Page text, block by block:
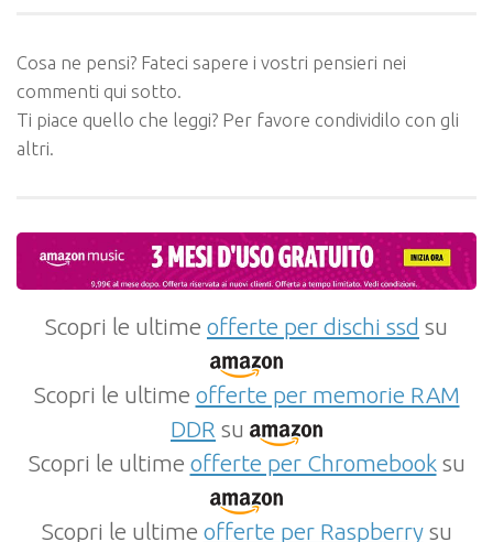
Cosa ne pensi? Fateci sapere i vostri pensieri nei
commenti qui sotto.
Ti piace quello che leggi? Per favore condividilo con gli
altri.
Scopri le ultime offerte per dischi ssd su
Scopri le ultime offerte per memorie RAM
DDR su
Scopri le ultime offerte per Chromebooksu
Scopri le ultime offerte per Raspberrysu